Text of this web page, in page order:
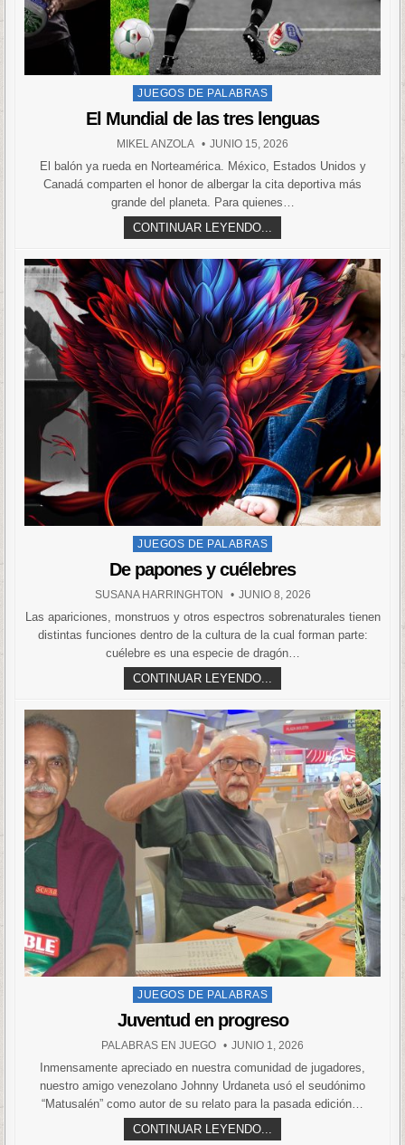
Posted
JUEGOS DE PALABRAS
El Mundial de las tres lenguas
MIKEL ANZOLA JUNIO 15, 2026
El balón ya rueda en Norteamérica. México, Estados Unidos y
Canadá comparten el honor de albergar la cita deportiva más
grande del planeta. Para quienes…
CONTINUAR LEYENDO...
Posted
JUEGOS DE PALABRAS
De papones y cuélebres
SUSANA HARRINGHTON JUNIO 8, 2026
Las apariciones, monstruos y otros espectros sobrenaturales tienen
distintas funciones dentro de la cultura de la cual forman parte:
cuélebre es una especie de dragón…
CONTINUAR LEYENDO...
Posted
JUEGOS DE PALABRAS
Juventud en progreso
PALABRAS EN JUEGO JUNIO 1, 2026
Inmensamente apreciado en nuestra comunidad de jugadores,
nuestro amigo venezolano Johnny Urdaneta usó el seudónimo
“Matusalén” como autor de su relato para la pasada edición…
CONTINUAR LEYENDO...